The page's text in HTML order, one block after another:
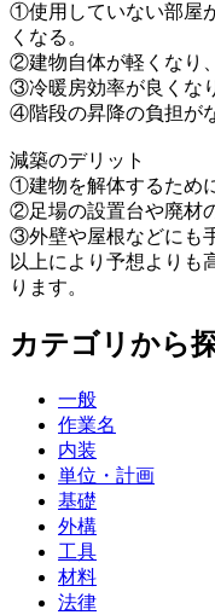
①使用していない部屋
くなる。
②建物自体が軽くなり
③冷暖房効率が良くな
④階段の昇降の負担が
減築のデリット
①建物を解体するため
②足場の設置台や廃材
③外壁や屋根などにも
以上により予想よりも
ります。
カテゴリから
一般
作業名
内装
単位・計画
基礎
外構
工具
材料
法律